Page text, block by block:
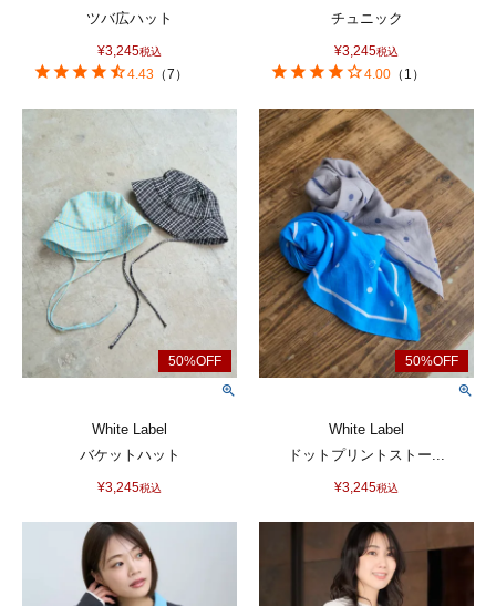
ツバ広ハット
¥3,245税込
4.43 （7 ）
チュニック
¥3,245税込
4.00 （ 1 ）
White Label
バケットハット
¥3,245税込
White Label
ドットプリントストー...
¥3,245税込